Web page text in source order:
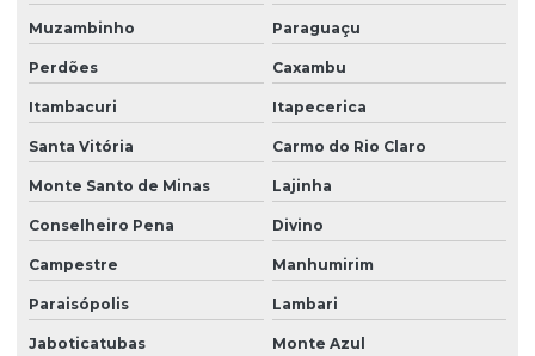
Muzambinho Paraguaçu
Perdões Caxambu
Itambacuri Itapecerica
Santa Vitória Carmo do Rio Claro
Monte Santo de Minas Lajinha
Conselheiro Pena Divino
Campestre Manhumirim
Paraisópolis Lambari
Jaboticatubas Monte Azul